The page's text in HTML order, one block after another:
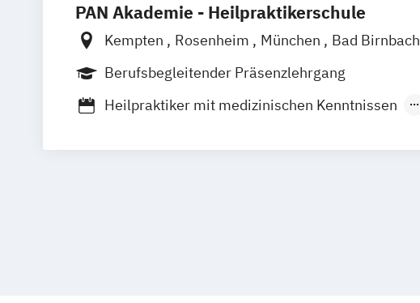
PAN Akademie - Heilpraktikerschule
Kempten Rosenheim München
Bad Birnbach
Bayreuth
Altötting
Berufsbegleitender Präsenzlehrgang
Heilpraktiker mit medizinischen Kenntnissen
Sektoraler Heilpraktiker